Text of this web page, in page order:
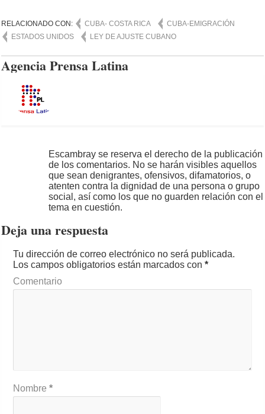
RELACIONADO CON: CUBA- COSTA RICA
CUBA-EMIGRACIÓN
ESTADOS UNIDOS
LEY DE AJUSTE CUBANO
Agencia Prensa Latina
Escambray se reserva el derecho de la publicación
de los comentarios. No se harán visibles aquellos
que sean denigrantes, ofensivos, difamatorios, o
atenten contra la dignidad de una persona o grupo
social, así como los que no guarden relación con el
tema en cuestión.
Deja una respuesta
Tu dirección de correo electrónico no será publicada.
Los campos obligatorios están marcados con*
Comentario
Nombre*